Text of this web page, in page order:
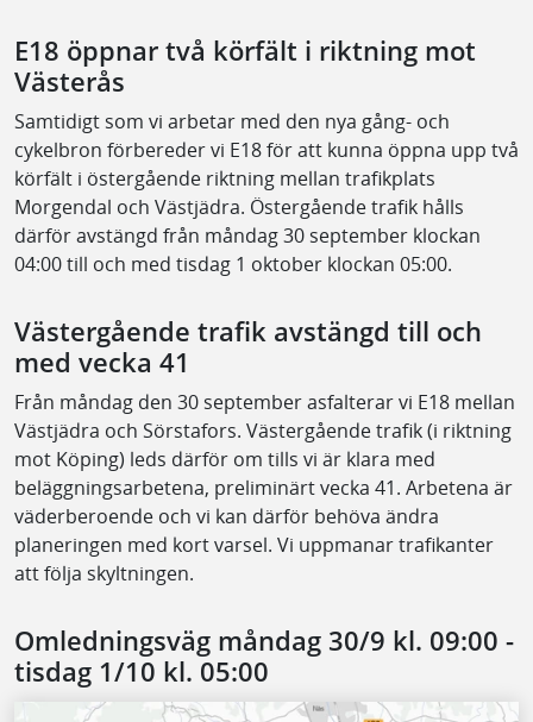
E18 öppnar två körfält i riktning mot
Västerås
Samtidigt som vi arbetar med den nya gång- och
cykelbron förbereder vi E18 för att kunna öppna upp två
körfält i östergående riktning mellan trafikplats
Morgendal och Västjädra. Östergående trafik hålls
därför avstängd från måndag 30 september klockan
04:00 till och med tisdag 1 oktober klockan 05:00.
Västergående trafik avstängd till och
med vecka 41
Från måndag den 30 september asfalterar vi E18 mellan
Västjädra och Sörstafors. Västergående trafik (i riktning
mot Köping) leds därför om tills vi är klara med
beläggningsarbetena, preliminärt vecka 41. Arbetena är
väderberoende och vi kan därför behöva ändra
planeringen med kort varsel. Vi uppmanar trafikanter
att följa skyltningen.
Omledningsväg måndag 30/9 kl. 09:00 -
tisdag 1/10 kl. 05:00